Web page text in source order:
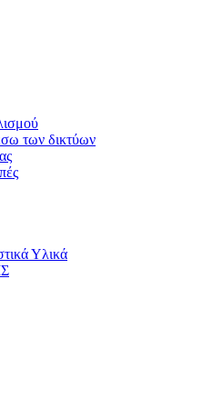
των δικτύων
Υλικά